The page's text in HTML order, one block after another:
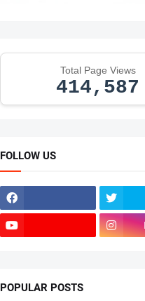
Total Page Views
414,587
FOLLOW US
POPULAR POSTS